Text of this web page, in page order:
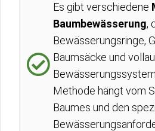
Es gibt verschiedene
Baumbewässerung,
Bewässerungsringe,
Baumsäcke und
Methode hängt vom
Baumes und den